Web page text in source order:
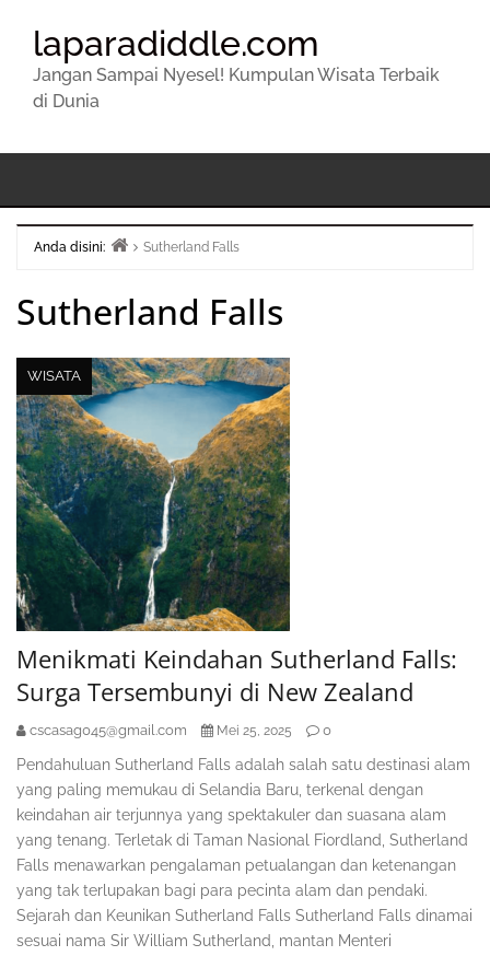
laparadiddle.com
Jangan Sampai Nyesel! Kumpulan Wisata Terbaik
di Dunia
Anda disini:
Sutherland Falls
Sutherland Falls
WISATA
Menikmati Keindahan Sutherland Falls:
Surga Tersembunyi di New Zealand
cscasag045@gmail.com Mei 25, 2025 0
Pendahuluan Sutherland Falls adalah salah satu destinasi alam
yang paling memukau di Selandia Baru, terkenal dengan
keindahan air terjunnya yang spektakuler dan suasana alam
yang tenang. Terletak di Taman Nasional Fiordland, Sutherland
Falls menawarkan pengalaman petualangan dan ketenangan
yang tak terlupakan bagi para pecinta alam dan pendaki.
Sejarah dan Keunikan Sutherland Falls Sutherland Falls dinamai
sesuai nama Sir William Sutherland, mantan Menteri